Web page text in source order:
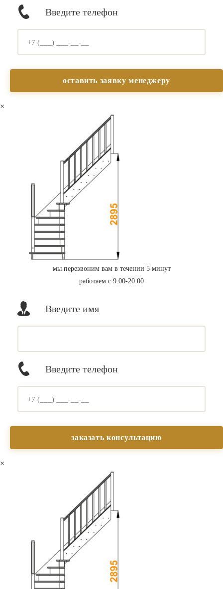
Введите телефон
×
мы перезвоним вам в течении 5 минут
работаем с 9.00-20.00
Введите имя
Введите телефон
×